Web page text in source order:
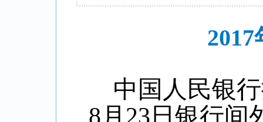
中国人民银
8月 23 日银行间